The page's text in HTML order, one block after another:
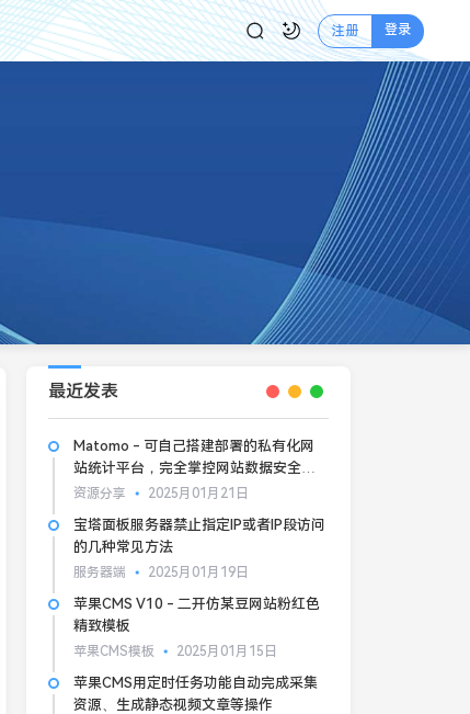
注册 登录
最近发表
Matomo - 可自己搭建部署的私有化网
站统计平台，完全掌控网站数据安全和
隐私
资源分享 2025月01月21日
宝塔面板服务器禁止指定IP或者IP段访问
的几种常见方法
服务器端 2025月01月19日
苹果CMS V10 - 二开仿某豆网站粉红色
精致模板
苹果CMS模板 2025月01月15日
苹果CMS用定时任务功能自动完成采集
资源、生成静态视频文章等操作